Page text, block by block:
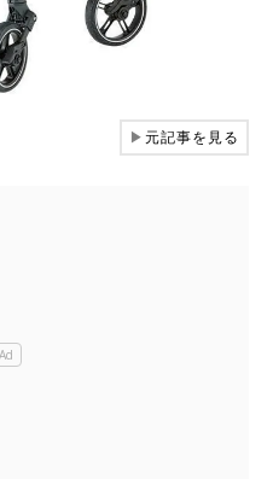
▶元記事を見る